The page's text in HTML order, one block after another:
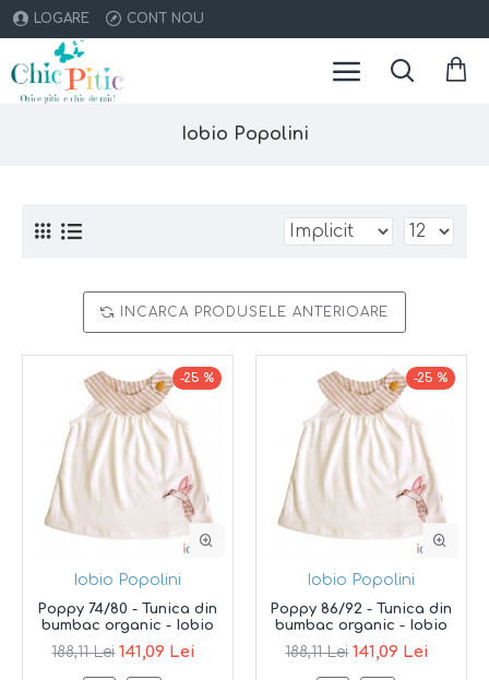
LOGARE CONT NOU
Iobio Popolini
INCARCA PRODUSELE ANTERIOARE
-25 %
Iobio Popolini
Poppy 74/80 - Tunica din
bumbac organic - Iobio
188,11 Lei 141,09 Lei
-25 %
Iobio Popolini
Poppy 86/92 - Tunica din
bumbac organic - Iobio
188,11 Lei 141,09 Lei